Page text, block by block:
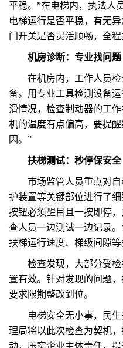
平稳。”在电梯内，执法人
电梯运行是否平稳，有无
门开关是否灵活顺畅，全程
机房诊断：专业找问题
在机房内，工作人员检
备。用专业工具检测设备
滑情况，检查制动器的工
机的温度有点偏高，要提
因。”
扶梯测试：秒停保安全
市场监管人员重点对自
护装置等关键部位进行了
按钮必须醒目且一按即停
查人员一边测试一边记录
扶梯运行速度、梯级间隙等
检查发现，大部分受检
置有效。针对发现的问题
要求限期整改到位。
电梯安全无小事，民生
理局将以此次检查为契机